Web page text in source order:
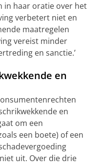
in haar oratie over het
verbetert niet en
maatregelen
vereist minder
en sanctie.’
en
en
om een
een boete) of een
uit. Over die drie